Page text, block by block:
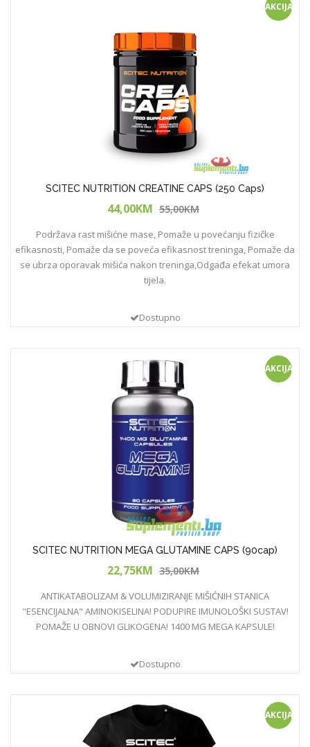
AKCIJA
SCITEC NUTRITION CREATINE CAPS (250 Caps)
44,00KM 55,00KM
Podržava rast mišićne mase, Pomaže u povećanju fizičke
efikasnosti, Pomaže da se poveća efikasnost treninga, Pomaže da
se ubrza oporavak mišića nakon treninga,Odgađa efekat umora
tijela.
Dostupno
AKCIJA!
SCITEC NUTRITION MEGA GLUTAMINE CAPS (90cap)
22,75KM 35,00KM
ANTIKATABOLIZAM & VOLUMIZIRANJE MIŠIĆNIH STANICA
"ESENCIJALNA" AMINOKISELINA! PODUPIRE IMUNOLOŠKI SUSTAV!
POMAŽE U OBNOVI GLIKOGENA! 1400 MG MEGA KAPSULE!
Dostupno
AKCIJA!